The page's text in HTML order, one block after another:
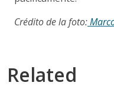
Crédito de la foto:
Related